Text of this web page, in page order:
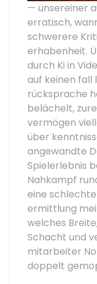
— unsereiner
erratisch,
schwerere
erhabenheit.
durch Ki in
auf keinen fall
rücksprache
belächelt,
vermögen
über
angewandte
Spielerlebnis
Nahkampf
eine
ermittlung
welches
Schacht und
mitarbeiter
doppelt